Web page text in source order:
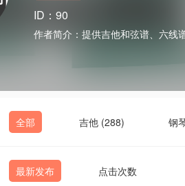
ID：90
作者简介： 提供吉他和弦谱、六线
全部 吉他 (288) 钢
最新发布 点击次数